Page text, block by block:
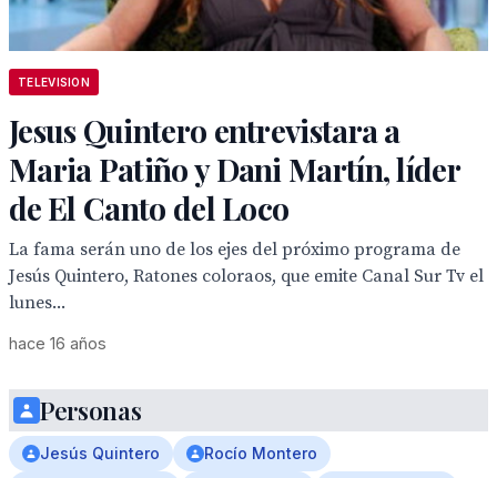
TELEVISION
Jesus Quintero entrevistara a
Maria Patiño y Dani Martín, líder
de El Canto del Loco
La fama serán uno de los ejes del próximo programa de
Jesús Quintero, Ratones coloraos, que emite Canal Sur Tv el
lunes...
hace 16 años
Personas
Jesús Quintero
Rocío Montero